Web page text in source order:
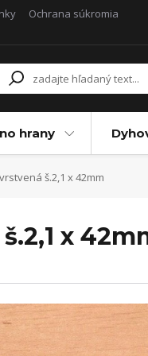
Ochrana súkromia
hrany
š.2,1 x 42mm
x